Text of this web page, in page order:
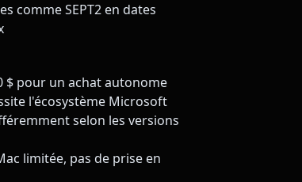
comme SEPT2 en dates
$ pour un achat autonome
l'écosystème Microsoft
selon les versions
limitée, pas de prise en